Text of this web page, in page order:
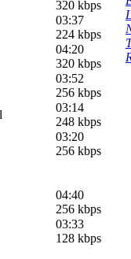
320 kbps
03:37
224 kbps
04:20
320 kbps
03:52
256 kbps
03:14
248 kbps
03:20
256 kbps
04:40
256 kbps
03:33
128 kbps